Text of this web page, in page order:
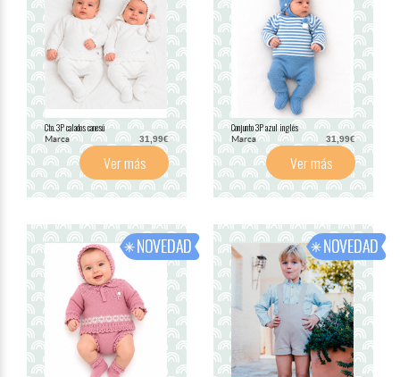
Cto. 3P calados canesú
Marca 31,99€
Ver más
Conjunto 3P azul inglés
Marca 31,99€
Ver más